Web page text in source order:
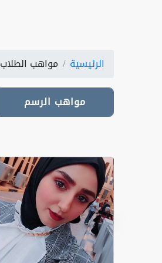
الرئيسية مواهب الطلاب
مواهب الرسم
مواهب الرسم